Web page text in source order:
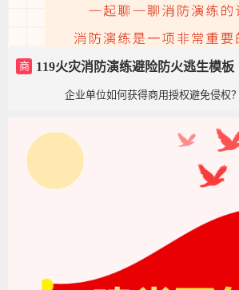
商 119火灾消防演练避险防火逃生模板
企业单位如何获得商用授权避免侵权？